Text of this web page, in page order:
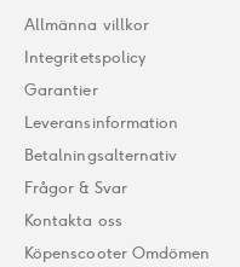
Allmänna villkor
Integritetspolicy
Garantier
Leveransinformation
Betalningsalternativ
Frågor & Svar
Kontakta oss
Köpenscooter Omdömen